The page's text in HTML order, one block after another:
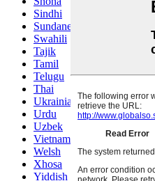
Sindhi
Sundanese
Swahili
Tajik
Tamil
Telugu
Thai
Ukrainian
Urdu
Uzbek
Vietnamese
Welsh
Xhosa
Yiddish